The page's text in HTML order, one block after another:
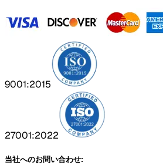
9001:2015
27001:2022
当社へのお問い合わせ: